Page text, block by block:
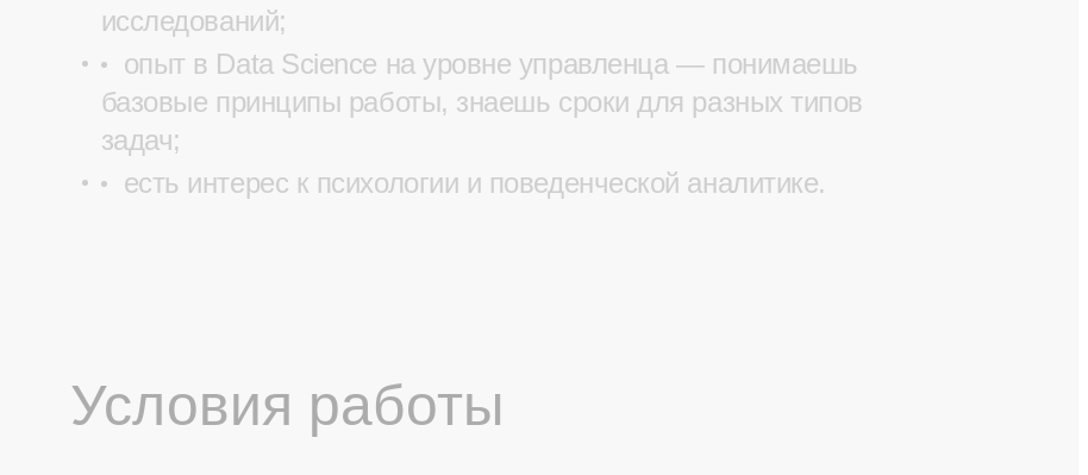
исследований;
опыт в Data Science на уровне управленца — понимаешь
базовые принципы работы, знаешь сроки для разных типов
задач;
есть интерес к психологии и поведенческой аналитике.
Условия работы